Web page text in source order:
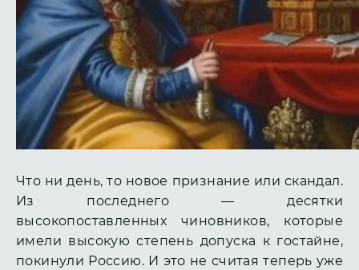
Что ни день, то новое признание или скандал.
Из последнего — десятки
высокопоставленных чиновников, которые
имели высокую степень допуска к гостайне,
покинули Россию. И это не считая теперь уже